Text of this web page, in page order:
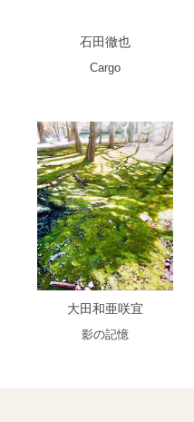
石田徹也
Cargo
大田和亜咲宜
影の記憶